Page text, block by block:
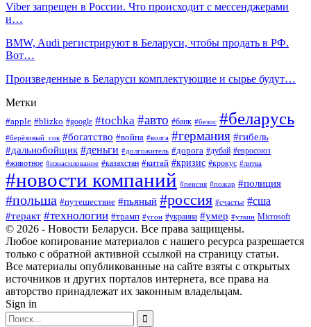
Viber запрещен в России. Что происходит с мессенджерами
и…
BMW, Audi регистрируют в Беларуси, чтобы продать в РФ.
Вот…
Произведенные в Беларуси комплектующие и сырье будут…
Метки
#apple #blizko #google #tochka #авто #банк #безос #беларусь
#берёзовый_сок #богатство #война #волга #германия #гибель
#дальнобойщик #деньги #долгожитель #дорога #дубай #евросоюз
#животное #изнасилование #казахстан #китай #кризис #крокус #литва
#новости компаний #пенсия #пожар #полиция
#польша #путешествие #пьяный #россия #счастье #сша
#теракт #технологии #трамп #угон #украина #умер #уткин Microsoft
© 2026 - Новости Беларуси. Все права защищены.
Любое копирование материалов с нашего ресурса разрешается
только с обратной активной ссылкой на страницу статьи.
Все материалы опубликованные на сайте взяты с открытых
источников и других порталов интернета, все права на
авторство принадлежат их законным владельцам.
Sign in